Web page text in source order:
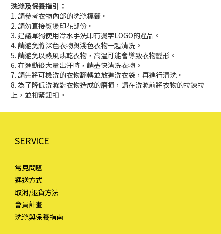
洗滌及保養指引：
1. 請參考衣物內部的洗滌標籤。
2. 請勿直接熨燙印花部份。
3. 建議單獨使用冷水手洗印有燙字LOGO的產品。
4. 請避免將深色衣物與淺色衣物一起清洗。
5. 請避免以熱風烘乾衣物，高溫可能會導致衣物變形。
6. 在運動後大量出汗時，請盡快清洗衣物。
7. 請先將可機洗的衣物翻轉並放進洗衣袋，再進行清洗。
8. 為了降低洗滌對衣物造成的磨損，請在洗滌前將衣物的拉鍊拉
上，並扣緊鈕扣。
SERVICE
常見問題
運送方式
取消/退貨方法
會員計畫
洗滌與保養指南